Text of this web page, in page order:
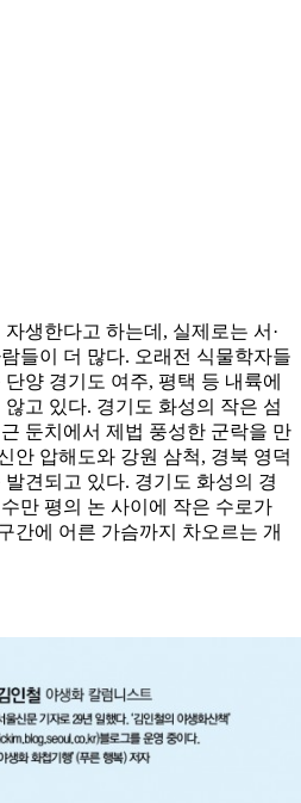
생한다고 하는데, 실제로는 서·
들이 더 많다. 오래전 식물학자들
양 경기도 여주, 평택 등 내륙에
고 있다. 경기도 화성의 작은 섬
둔치에서 제법 풍성한 군락을 만
안 압해도와 강원 삼척, 경북 영덕
견되고 있다. 경기도 화성의 경
만 평의 논 사이에 작은 수로가
간에 어른 가슴까지 차오르는 개